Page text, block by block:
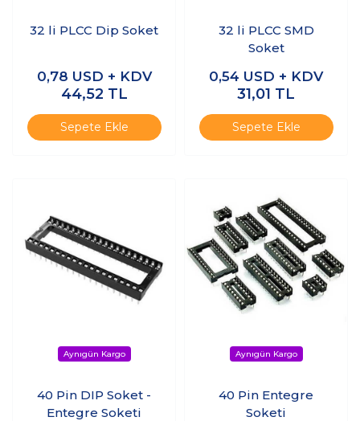
32 li PLCC Dip Soket
0,78 USD + KDV
44,52 TL
Sepete Ekle
32 li PLCC SMD
Soket
0,54 USD + KDV
31,01 TL
Sepete Ekle
40 Pin DIP Soket -
Entegre Soketi
40 Pin Entegre
Soketi